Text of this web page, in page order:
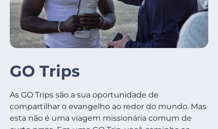
GO Trips
As GO Trips são a sua oportunidade de
compartilhar o evangelho ao redor do mundo. Mas
esta não é uma viagem missionária comum de